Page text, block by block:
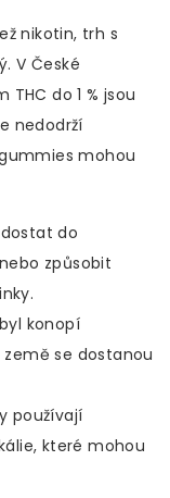
nikotin, trh s
V České
do 1 % jsou
nedodrží
mohou
do
způsobit
konopí
se dostanou
používají
které mohou